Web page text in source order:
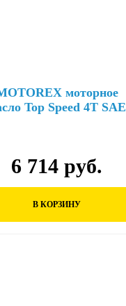
моторное
Top Speed 4Т SAE
6 714 руб.
В КОРЗИНУ